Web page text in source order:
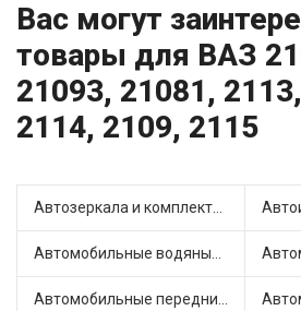
Вас могут
товары для ВАЗ
21093, 21081,
2114, 2109, 2115
Автозеркала и комплектующие (13)
Автомобильные водяные насосы (16)
Автомобильные передние фары (9)